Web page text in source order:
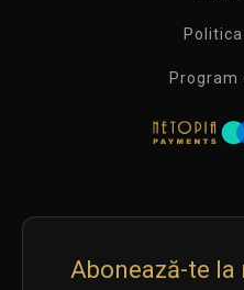
Program
Abonează-te